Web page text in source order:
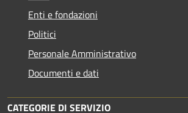
Enti e fondazioni
Politici
Personale Amministrativo
Documenti e dati
CATEGORIE DI SERVIZIO